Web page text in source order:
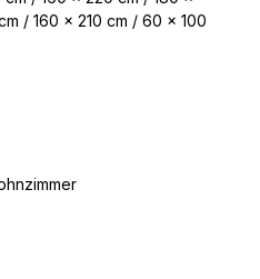
/ 160 x 210 cm / 60 x 100